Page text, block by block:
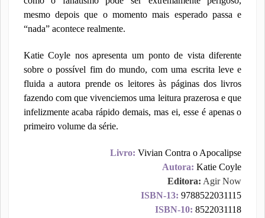
mesmo depois que o momento mais esperado passa e
“nada” acontece realmente.
Katie Coyle nos apresenta um ponto de vista diferente
sobre o possível fim do mundo, com uma escrita leve e
fluida a autora prende os leitores às páginas dos livros
fazendo com que vivenciemos uma leitura prazerosa e que
infelizmente acaba rápido demais, mas ei, esse é apenas o
primeiro volume da série.
Livro: Vivian Contra o Apocalipse
Autora: Katie Coyle
Editora: Agir Now
ISBN-13: 9788522031115
ISBN-10: 8522031118